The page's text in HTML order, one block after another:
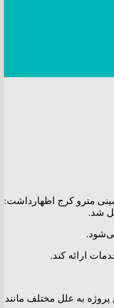
مترو کرج اظهارداشت:
شد.
آغاز شد که روند اجرایی این پروژه به علل مختلف مانند